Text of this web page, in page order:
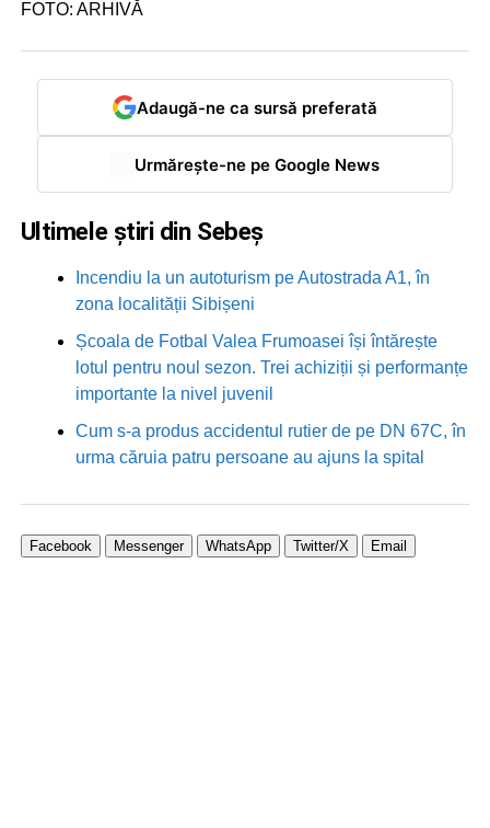
FOTO: ARHIVĂ
Adaugă-ne ca sursă preferată
Urmărește-ne pe Google News
Ultimele știri din Sebeș
Incendiu la un autoturism pe Autostrada A1, în
zona localității Sibișeni
Școala de Fotbal Valea Frumoasei își întărește
lotul pentru noul sezon. Trei achiziții și performanțe
importante la nivel juvenil
Cum s-a produs accidentul rutier de pe DN 67C, în
urma căruia patru persoane au ajuns la spital
Facebook Messenger WhatsApp Twitter/X Email